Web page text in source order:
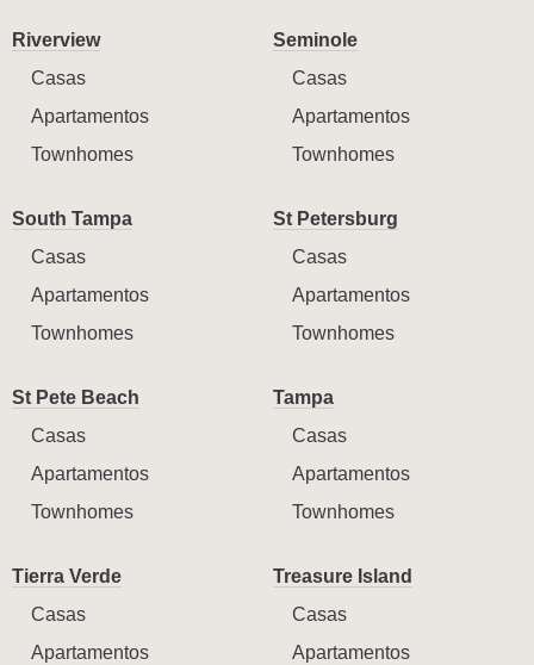
Riverview
Casas
Apartamentos
Townhomes
Seminole
Casas
Apartamentos
Townhomes
South Tampa
Casas
Apartamentos
Townhomes
St Petersburg
Casas
Apartamentos
Townhomes
St Pete Beach
Casas
Apartamentos
Townhomes
Tampa
Casas
Apartamentos
Townhomes
Tierra Verde
Casas
Apartamentos
Treasure Island
Casas
Apartamentos